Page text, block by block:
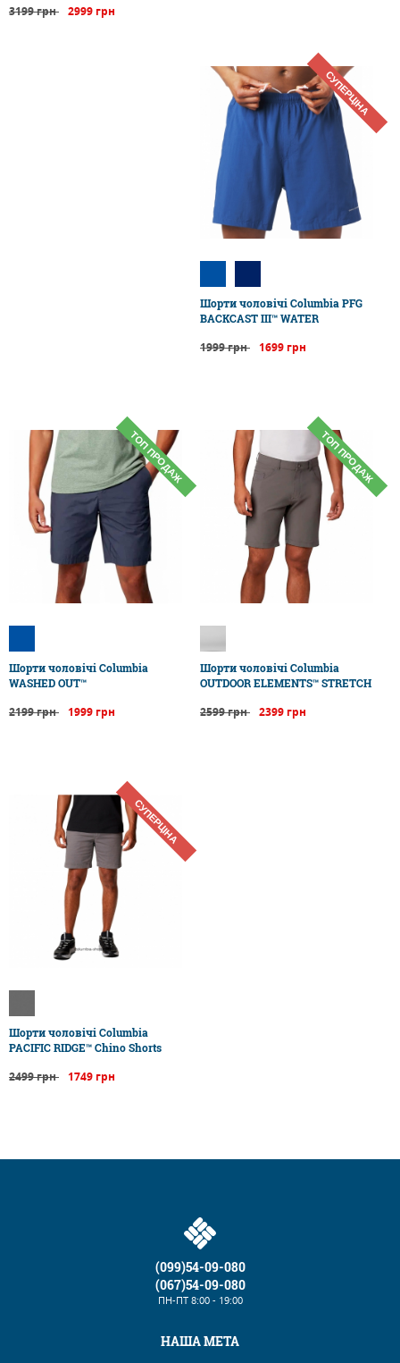
3199 грн 2999 грн
СУПЕРЦІНА
Шорти чоловічі Columbia PFG
BACKCAST III™ WATER
1999 грн 1699 грн
ТОП ПРОДАЖ
Шорти чоловічі Columbia
WASHED OUT™
2199 грн 1999 грн
ТОП ПРОДАЖ
Шорти чоловічі Columbia
OUTDOOR ELEMENTS™ STRETCH
2599 грн 2399 грн
СУПЕРЦІНА
Шорти чоловічі Columbia
PACIFIC RIDGE™ Chino Shorts
2499 грн 1749 грн
(099)54-09-080
(067)54-09-080
ПН-ПТ8:00 - 19:00
НАША МЕТА